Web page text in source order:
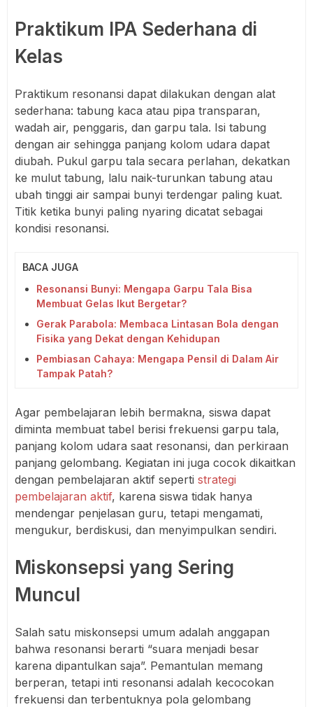
Praktikum IPA Sederhana di
Kelas
Praktikum resonansi dapat dilakukan dengan alat
sederhana: tabung kaca atau pipa transparan,
wadah air, penggaris, dan garpu tala. Isi tabung
dengan air sehingga panjang kolom udara dapat
diubah. Pukul garpu tala secara perlahan, dekatkan
ke mulut tabung, lalu naik-turunkan tabung atau
ubah tinggi air sampai bunyi terdengar paling kuat.
Titik ketika bunyi paling nyaring dicatat sebagai
kondisi resonansi.
BACA JUGA
Resonansi Bunyi: Mengapa Garpu Tala Bisa
Membuat Gelas Ikut Bergetar?
Gerak Parabola: Membaca Lintasan Bola dengan
Fisika yang Dekat dengan Kehidupan
Pembiasan Cahaya: Mengapa Pensil di Dalam Air
Tampak Patah?
Agar pembelajaran lebih bermakna, siswa dapat
diminta membuat tabel berisi frekuensi garpu tala,
panjang kolom udara saat resonansi, dan perkiraan
panjang gelombang. Kegiatan ini juga cocok dikaitkan
dengan pembelajaran aktif seperti strategi
pembelajaran aktif, karena siswa tidak hanya
mendengar penjelasan guru, tetapi mengamati,
mengukur, berdiskusi, dan menyimpulkan sendiri.
Miskonsepsi yang Sering
Muncul
Salah satu miskonsepsi umum adalah anggapan
bahwa resonansi berarti “suara menjadi besar
karena dipantulkan saja”. Pemantulan memang
berperan, tetapi inti resonansi adalah kecocokan
frekuensi dan terbentuknya pola gelombang